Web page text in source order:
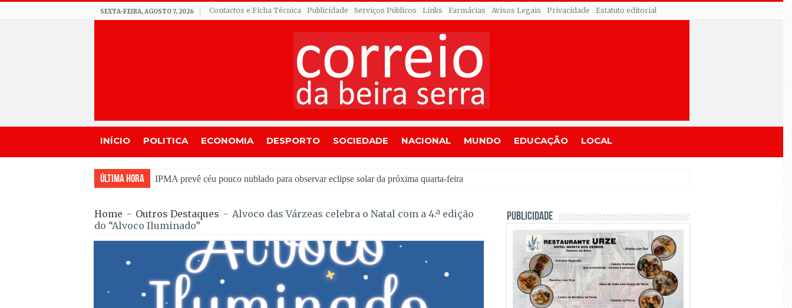
SEXTA-FEIRA, AGOSTO 7, 2026 Contactos e Ficha Técnica Publicidade Serviços Públicos Links Farmácias Avisos Legais Privacidade Estatuto editorial
INÍCIO POLITICA ECONOMIA DESPORTO SOCIEDADE NACIONAL MUNDO EDUCAÇÃO LOCAL
Última Hora Incêndios em Fornos de A
Home - Outros Destaques - Alvoco das Várzeas celebra o Natal com a 4.ª edição
do “Alvoco Iluminado”
PUBLICIDADE